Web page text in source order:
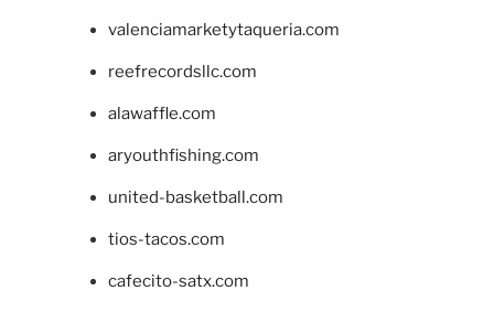
valenciamarketytaqueria.com
reefrecordsllc.com
alawaffle.com
aryouthfishing.com
united-basketball.com
tios-tacos.com
cafecito-satx.com